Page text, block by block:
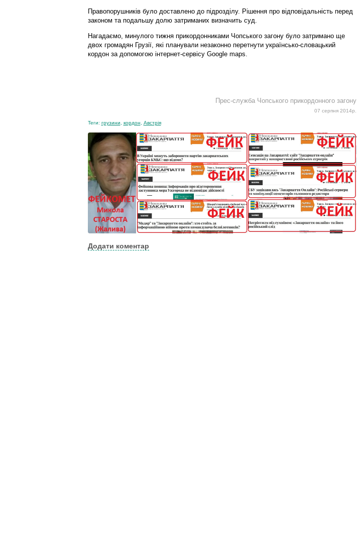
Правопорушників було доставлено до підрозділу. Рішення про відповідальність перед
законом та подальшу долю затриманих визначить суд.
Нагадаємо, минулого тижня прикордонниками Чопського загону було затримано ще
двох громадян Грузії, які планували незаконно перетнути українсько-словацький
кордон за допомогою інтернет-сервісу Google maps.
Прес-служба Чопського прикордонного загону
07 серпня 2014р.
Теги: грузини кордон Австрія
Додати коментар